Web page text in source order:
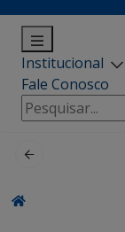
Institucional
Fale Conosco
Pesquisar
por: